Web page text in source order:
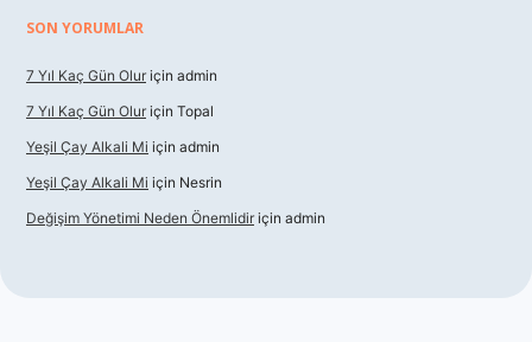
SON YORUMLAR
7 Yıl Kaç Gün Olur için admin
7 Yıl Kaç Gün Olur için Topal
Yeşil Çay Alkali Mi için admin
Yeşil Çay Alkali Mi için Nesrin
Değişim Yönetimi Neden Önemlidir için admin